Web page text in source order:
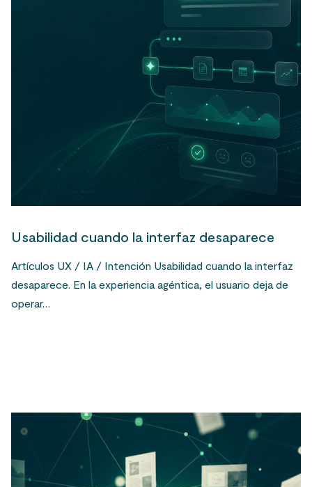
Usabilidad cuando la interfaz desaparece
Artículos UX / IA / Intención Usabilidad cuando la interfaz
desaparece. En la experiencia agéntica, el usuario deja de
operar…